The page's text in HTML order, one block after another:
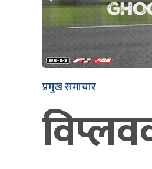
प्रमुख समाचार